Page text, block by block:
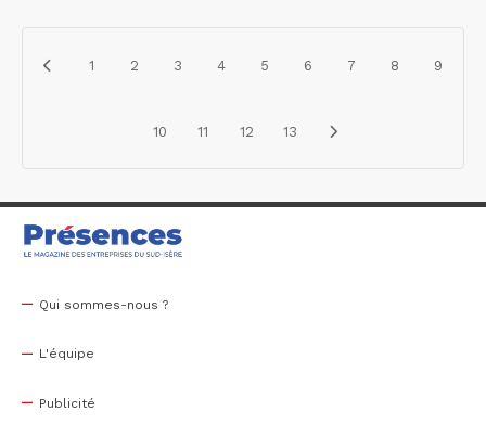
1 2 3 4 5 6 7 8 9
10 11 12 13
Qui sommes-nous ?
L'équipe
Publicité